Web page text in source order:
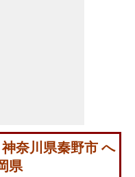
奈川県秦野市 へ
県